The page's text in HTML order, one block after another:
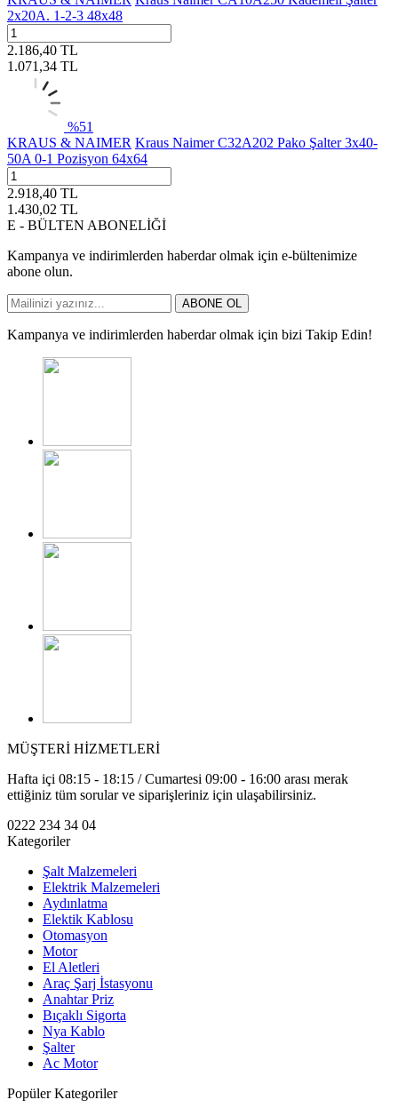
2x20A. 1-2-3 48x48
2.186,40 TL
1.071,34 TL
%51
KRAUS & NAIMER Kraus Naimer C32A202 Pako Şalter 3x40-
50A 0-1 Pozisyon 64x64
2.918,40 TL
1.430,02 TL
E - BÜLTEN ABONELİĞİ
Kampanya ve indirimlerden haberdar olmak için e-bültenimize
abone olun.
ABONE OL
Kampanya ve indirimlerden haberdar olmak için bizi Takip Edin!
MÜŞTERİ HİZMETLERİ
Hafta içi 08:15 - 18:15 / Cumartesi 09:00 - 16:00 arası merak
ettiğiniz tüm sorular ve siparişleriniz için ulaşabilirsiniz.
0222 234 34 04
Kategoriler
Şalt Malzemeleri
Elektrik Malzemeleri
Aydınlatma
Elektik Kablosu
Otomasyon
Motor
El Aletleri
Araç Şarj İstasyonu
Anahtar Priz
Bıçaklı Sigorta
Nya Kablo
Şalter
Ac Motor
Popüler Kategoriler